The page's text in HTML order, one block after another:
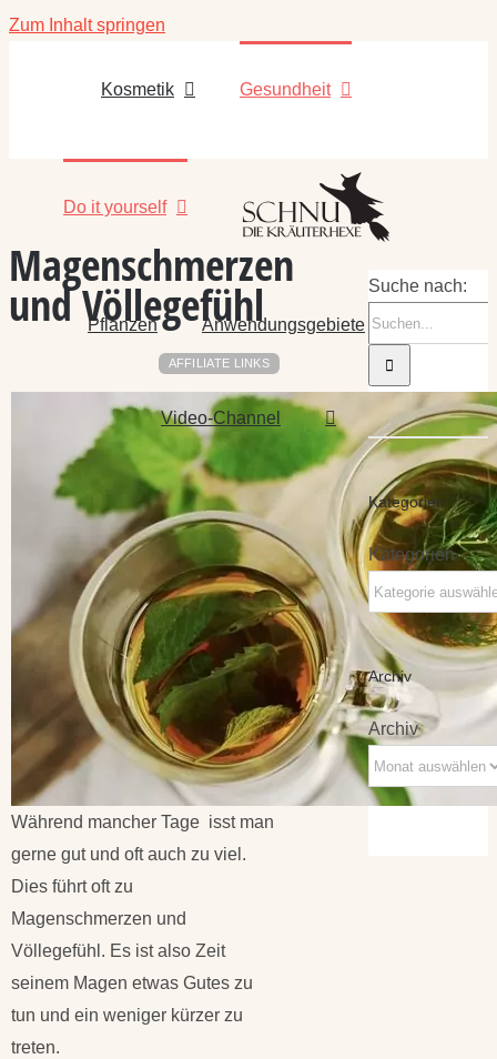
Zum Inhalt springen
Kosmetik Gesundheit
Do it yourself
Pflanzen Anwendungsgebiete
Video-Channel
Magenschmerzen
und Völlegefühl
AFFILIATE LINKS
Während mancher Tage isst man
gerne gut und oft auch zu viel.
Dies führt oft zu
Magenschmerzen und
Völlegefühl. Es ist also Zeit
seinem Magen etwas Gutes zu
tun und ein weniger kürzer zu
treten.
Suche nach:
Kategorien
Kategorien
Archiv
Archiv